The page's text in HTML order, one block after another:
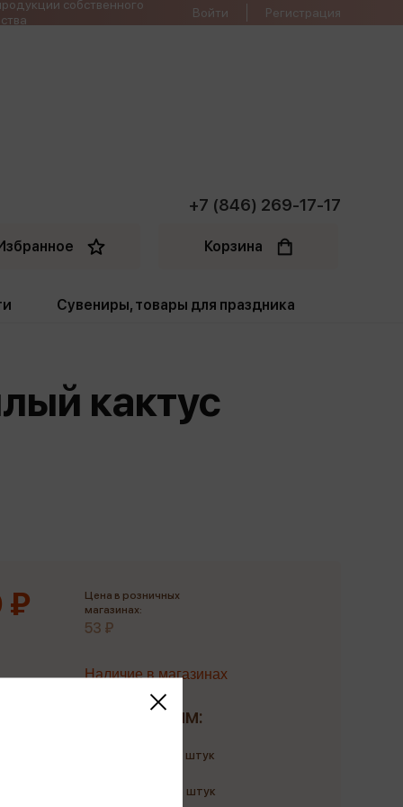
собственного
Войти Регистрация
+7 (846) 269-17-17
Корзина
Сувениры, товары для праздника
Пакеты
кактус
₽
Цена в розничных
магазинах:
53 ₽
Наличие в магазинах
Доставим:
Количество: до 4 штук
Количество: до 6 штук